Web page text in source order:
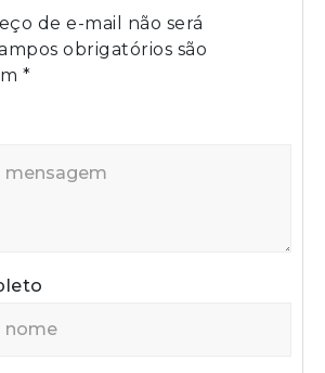
de e-mail não será
obrigatórios são
*